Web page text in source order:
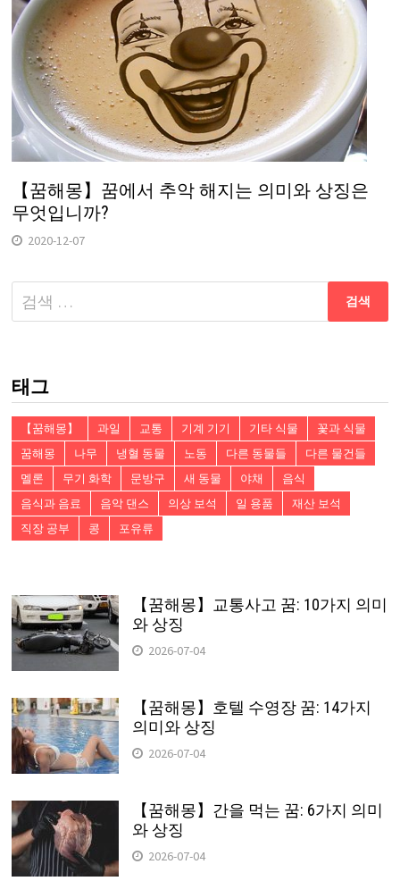
【꿈해몽】꿈에서 추악 해지는 의미와 상징은
무엇입니까?
2020-12-07
다
음
태그
【꿈해몽】 과일 교통 기계 기기 기타 식물
꽃과 식물
꿈해몽
나무 냉혈 동물 노동 다른 동물들
다른 물건들
멜론
무기 화학 문방구 새 동물 야채
음식
음식과 음료
음악 댄스 의상 보석 일 용품
재산 보석
직장 공부
콩 포유류
【꿈해몽】교통사고 꿈: 10가지 의미
와 상징
2026-07-04
【꿈해몽】호텔 수영장 꿈: 14가지
의미와 상징
2026-07-04
【꿈해몽】간을 먹는 꿈: 6가지 의미
와 상징
2026-07-04